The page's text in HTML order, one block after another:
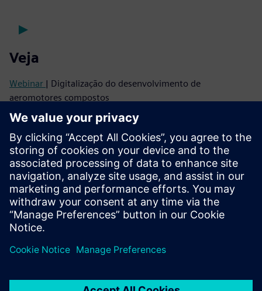
Veja
Webinar | Digitalização do desenvolvimento de
aeromotores compostos
Webinar | Indústria 4.0 para o desenvolvimento de
aeroestruturas compostas
Ouça
Podcast| Projeto estrutural eVTOL usando compósitos e
manufatura aditiva